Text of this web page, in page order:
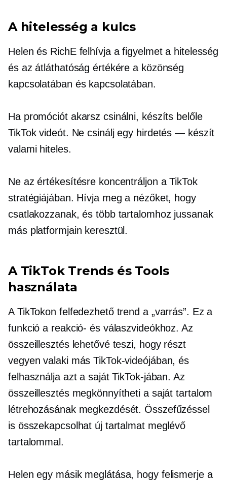
A hitelesség a kulcs
Helen és RichE felhívja a figyelmet a hitelesség
és az átláthatóság értékére a közönség
kapcsolatában és kapcsolatában.
Ha promóciót akarsz csinálni, készíts belőle
TikTok videót. Ne csinálj egy hirdetés — készít
valami hiteles.
Ne az értékesítésre koncentráljon a TikTok
stratégiájában. Hívja meg a nézőket, hogy
csatlakozzanak, és több tartalomhoz jussanak
más platformjain keresztül.
A TikTok Trends és Tools
használata
A TikTokon felfedezhető trend a „varrás”. Ez a
funkció a reakció- és válaszvideókhoz. Az
összeillesztés lehetővé teszi, hogy részt
vegyen valaki más TikTok-videójában, és
felhasználja azt a saját TikTok-jában. Az
összeillesztés megkönnyítheti a saját tartalom
létrehozásának megkezdését. Összefűzéssel
is összekapcsolhat új tartalmat meglévő
tartalommal.
Helen egy másik meglátása, hogy felismerje a